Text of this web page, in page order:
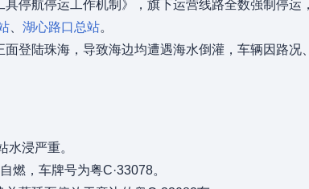
停航停运工作机制》，旗下运营线路全数强制停运
湖心路口总站。
面登陆珠海，导致海边均遭遇海水倒灌，车辆因路况
浸严重。
燃，车牌号为粤C·33078。